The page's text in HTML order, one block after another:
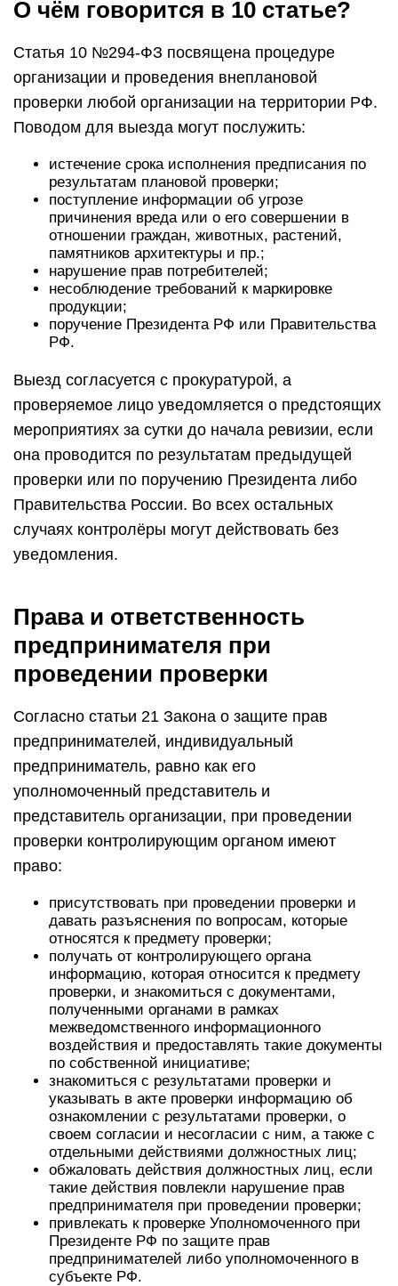
О чём говорится в 10 статье?
Статья 10 №294-ФЗ посвящена процедуре
организации и проведения внеплановой
проверки любой организации на территории РФ.
Поводом для выезда могут послужить:
истечение срока исполнения предписания по
результатам плановой проверки;
поступление информации об угрозе
причинения вреда или о его совершении в
отношении граждан, животных, растений,
памятников архитектуры и пр.;
нарушение прав потребителей;
несоблюдение требований к маркировке
продукции;
поручение Президента РФ или Правительства
РФ.
Выезд согласуется с прокуратурой, а
проверяемое лицо уведомляется о предстоящих
мероприятиях за сутки до начала ревизии, если
она проводится по результатам предыдущей
проверки или по поручению Президента либо
Правительства России. Во всех остальных
случаях контролёры могут действовать без
уведомления.
Права и ответственность
предпринимателя при
проведении проверки
Согласно статьи 21 Закона о защите прав
предпринимателей, индивидуальный
предприниматель, равно как его
уполномоченный представитель и
представитель организации, при проведении
проверки контролирующим органом имеют
право:
присутствовать при проведении проверки и
давать разъяснения по вопросам, которые
относятся к предмету проверки;
получать от контролирующего органа
информацию, которая относится к предмету
проверки, и знакомиться с документами,
полученными органами в рамках
межведомственного информационного
воздействия и предоставлять такие документы
по собственной инициативе;
знакомиться с результатами проверки и
указывать в акте проверки информацию об
ознакомлении с результатами проверки, о
своем согласии и несогласии с ним, а также с
отдельными действиями должностных лиц;
обжаловать действия должностных лиц, если
такие действия повлекли нарушение прав
предпринимателя при проведении проверки;
привлекать к проверке Уполномоченного при
Президенте РФ по защите прав
предпринимателей либо уполномоченного в
субъекте РФ.